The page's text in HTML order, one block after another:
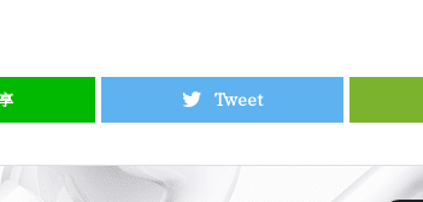
Tweet